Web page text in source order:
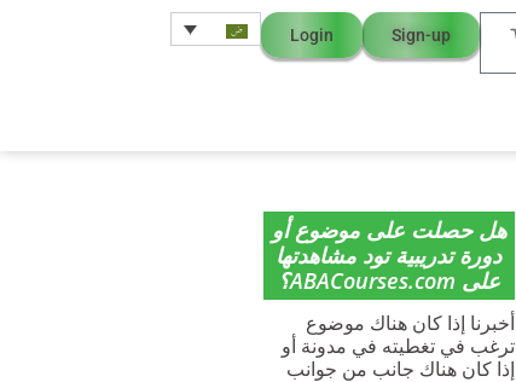
Sign-up
Login
هل حصلت على موضوع أو
دورة تدريبية تود مشاهدتها
على ABACourses.com؟
أخبرنا إذا كان هناك موضوع
ترغب في تغطيته في مدونة أو
إذا كان هناك جانب من جوانب